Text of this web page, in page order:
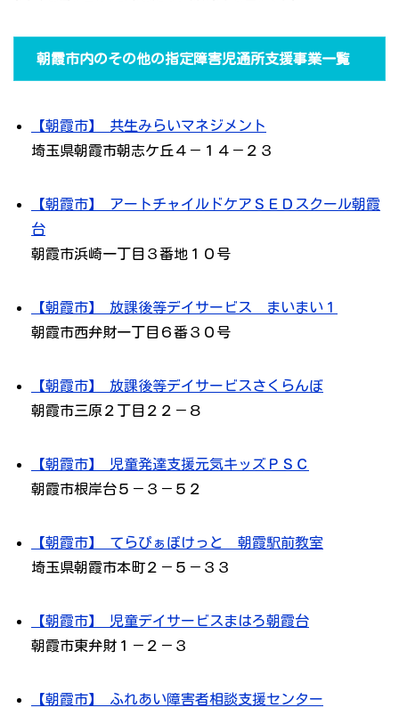
朝霞市内のその他の指定障害児通所支援事業一覧
【朝霞市】 共生みらいマネジメント
埼玉県朝霞市朝志ケ丘４－１４－２３
【朝霞市】 アートチャイルドケアＳＥＤスクール朝霞
台
朝霞市浜崎一丁目３番地１０号
【朝霞市】 放課後等デイサービス まいまい１
朝霞市西弁財一丁目６番３０号
【朝霞市】 放課後等デイサービスさくらんぼ
朝霞市三原２丁目２２－８
【朝霞市】 児童発達支援元気キッズＰＳＣ
朝霞市根岸台５－３－５２
【朝霞市】 てらぴぁぽけっと 朝霞駅前教室
埼玉県朝霞市本町２－５－３３
【朝霞市】 児童デイサービスまはろ朝霞台
朝霞市東弁財１－２－３
【朝霞市】 ふれあい障害者相談支援センター